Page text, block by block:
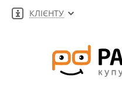
КЛІЄНТУ